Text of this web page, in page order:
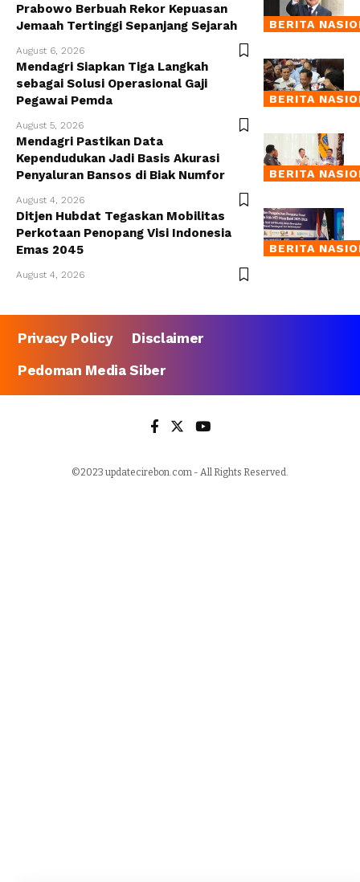
BERITA
Prabowo Berbuah Rekor Kepuasan
Jemaah Tertinggi Sepanjang Sejarah
August 6, 2026
BERITA
Mendagri Siapkan Tiga Langkah
sebagai Solusi Operasional Gaji
Pegawai Pemda
August 5, 2026
BERITA
Mendagri Pastikan Data
Kependudukan Jadi Basis Akurasi
Penyaluran Bansos di Biak Numfor
August 4, 2026
BERITA
Ditjen Hubdat Tegaskan Mobilitas
Perkotaan Penopang Visi Indonesia
Emas 2045
August 4, 2026
Privacy Policy
Disclaimer
Pedoman Media Siber
©2023 updatecirebon.com - All Rights Reserved.